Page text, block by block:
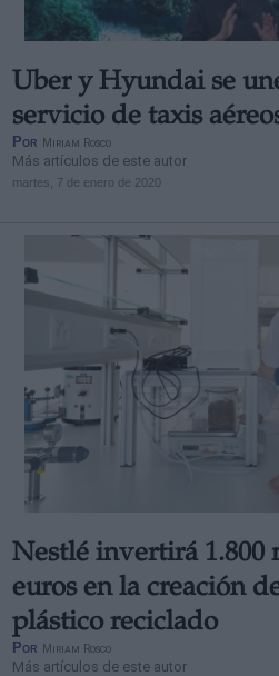
Uber y Hyundai se
servicio de taxis
Por Miriam Rosco
Más artículos de este autor
martes, 7 de enero de 2020
Nestlé invertirá 1.800
euros en la creación
plástico reciclado
Por Miriam Rosco
Más artículos de este autor